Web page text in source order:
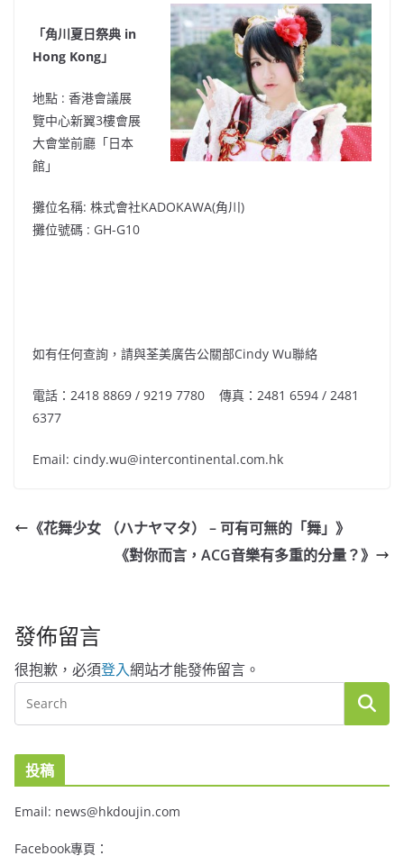
「角川夏日祭典 in
Hong Kong」
地點 : 香港會議展
覽中心新翼3樓會展
大會堂前廳「日本
館」
攤位名稱: 株式會社KADOKAWA(角川)
攤位號碼 : GH-G10
如有任何查詢，請與荃美廣告公關部Cindy Wu聯絡
電話：2418 8869 / 9219 7780 傳真：2481 6594 / 2481
6377
Email: cindy.wu@intercontinental.com.hk
《花舞少女 （ハナヤマタ） – 可有可無的「舞」》
《對你而言，ACG音樂有多重的分量？》
發佈留言
很抱歉，必須登入網站才能發佈留言。
投稿
Email: news@hkdoujin.com
Facebook專頁：